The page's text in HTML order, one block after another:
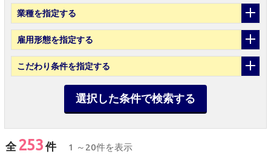
業種を指定する
雇用形態を指定する
こだわり条件を指定する
選択した条件で検索する
全253 件 1 ～20件を表示